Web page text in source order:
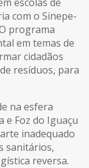
com o Sinepe-
programa
em temas de
cidadãos
resíduos, para
na esfera
e Foz do Iguaçu
inadequado
sanitários,
reversa.